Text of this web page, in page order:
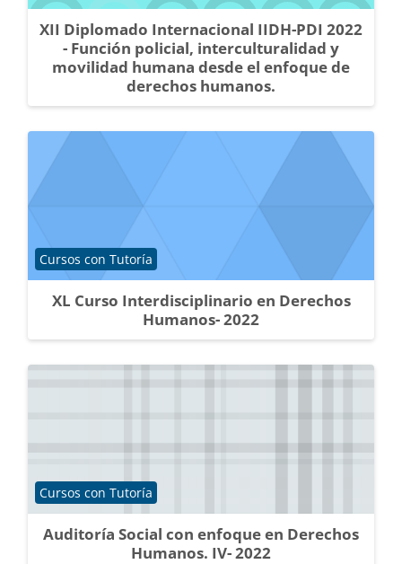
XII Diplomado Internacional IIDH-PDI 2022
- Función policial, interculturalidad y
movilidad humana desde el enfoque de
derechos humanos.
XL Curso Interdisciplinario en Derechos
Humanos- 2022
Categoría de cursos
Cursos con Tutoría
Auditoría Social con enfoque en Derechos
Humanos. IV- 2022
Categoría de cursos
Cursos con Tutoría